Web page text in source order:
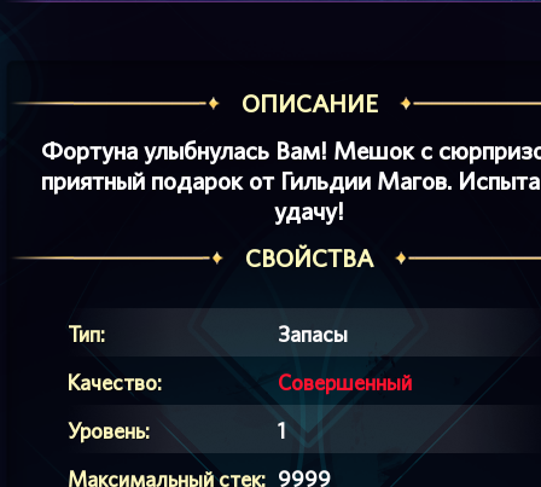
ОПИСАНИЕ
Фортуна улыбнулась Вам! Мешок с
приятный подарок от Гильдии Магов.
удачу!
СВОЙСТВА
Тип:
Запасы
Качество:
Совершенный
Уровень:
1
Максимальный стек: 9999